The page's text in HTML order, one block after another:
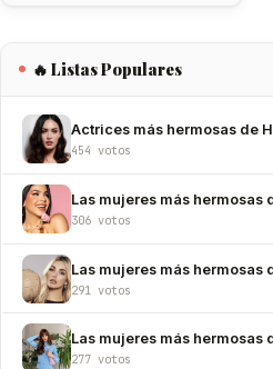
🔥 Listas Populares
Actrices más hermosas de
454 votos
Las mujeres más hermosas
306 votos
Las mujeres más hermosas
291 votos
Las mujeres más hermosas
277 votos